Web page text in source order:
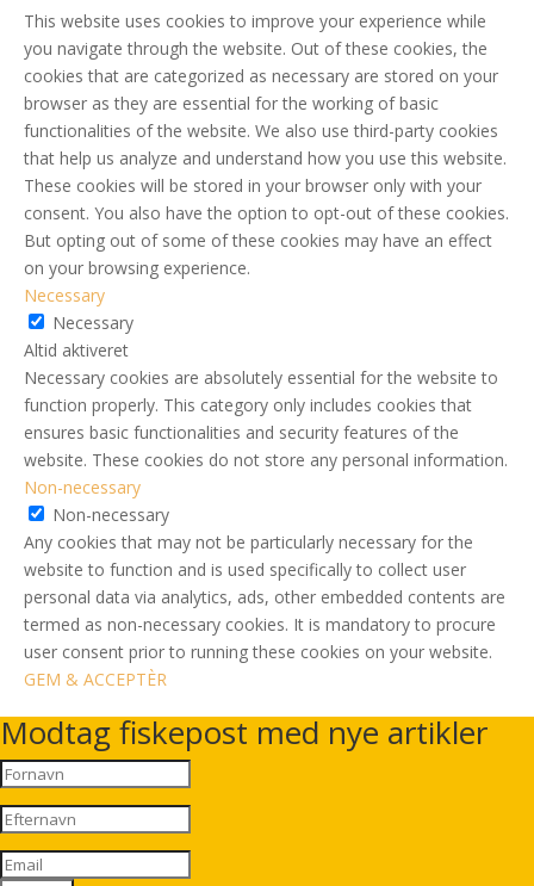
This website uses cookies to improve your experience while
you navigate through the website. Out of these cookies, the
cookies that are categorized as necessary are stored on your
browser as they are essential for the working of basic
functionalities of the website. We also use third-party cookies
that help us analyze and understand how you use this website.
These cookies will be stored in your browser only with your
consent. You also have the option to opt-out of these cookies.
But opting out of some of these cookies may have an effect
on your browsing experience.
Necessary
Necessary
Altid aktiveret
Necessary cookies are absolutely essential for the website to
function properly. This category only includes cookies that
ensures basic functionalities and security features of the
website. These cookies do not store any personal information.
Non-necessary
Non-necessary
Any cookies that may not be particularly necessary for the
website to function and is used specifically to collect user
personal data via analytics, ads, other embedded contents are
termed as non-necessary cookies. It is mandatory to procure
user consent prior to running these cookies on your website.
GEM & ACCEPTÈR
Modtag fiskepost med nye artikler